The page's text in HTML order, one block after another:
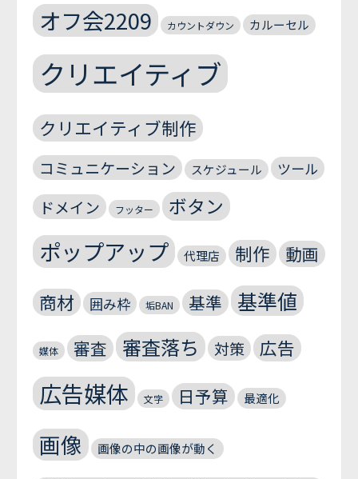
オフ会2209 カウントダウン カルーセル
クリエイティブ
クリエイティブ制作
コミュニケーション スケジュール ツール
ドメイン フッター ボタン
ポップアップ 代理店 制作 動画
商材 囲み枠 垢BAN 基準 基準値
媒体 審査 審査落ち 対策 広告
広告媒体 文字 日予算 最適化
画像 画像の中の画像が動く